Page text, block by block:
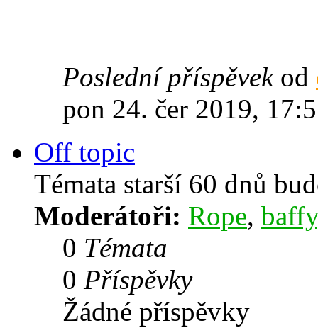
Poslední příspěvekod
pon 24. čer 2019,
Off topic
Témata starší 60 dnů
Moderátoři: Rope, baffy
0 Témata
0 Příspěvky
Žádné příspěvky